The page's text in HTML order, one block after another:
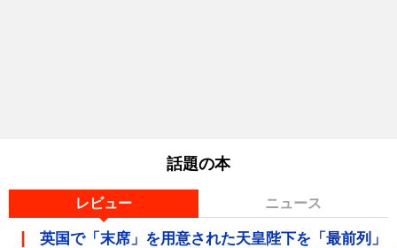
話題の本
レビュー ニュース
英国で「末席」を用意された天皇陛下を「最前列」